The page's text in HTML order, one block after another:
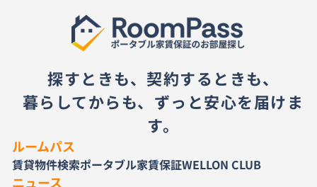
探すときも、契約するときも、
暮らしてからも、ずっと安心を届けま
す。
ルームパス
賃貸物件検索ポータブル家賃保証WELLON CLUB
ニュース